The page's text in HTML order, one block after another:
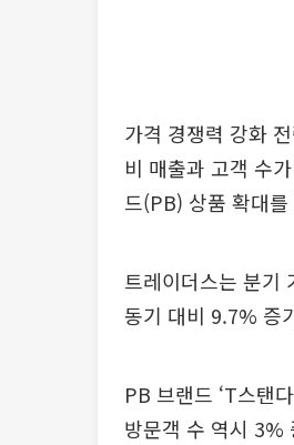
가격 경쟁력 강화
비 매출과 고객 수
드(PB) 상품 확대
트레이더스는 분기
동기 대비 9.7% 증
PB 브랜드 ‘T스탠
방문객 수 역시 3%